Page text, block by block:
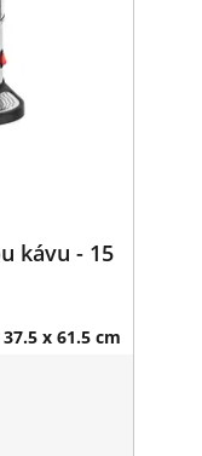
kávu - 15
x 61.5 cm